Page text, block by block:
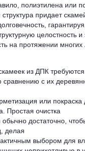
полиэтилена или
придает
целостность и
на протяжении многих
из ДПК
сравнению с их
или
Простая очистка
достаточно,
делая
выбором для